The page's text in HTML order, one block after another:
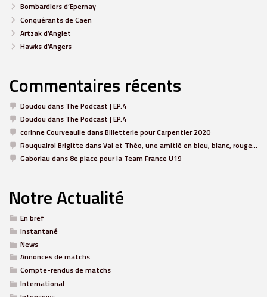
Bombardiers d’Epernay
Conquérants de Caen
Artzak d’Anglet
Hawks d’Angers
Commentaires récents
Doudou dans The Podcast | EP.4
Doudou dans The Podcast | EP.4
corinne CourveaulledansBilletterie pour Carpentier 2020
Rouquairol BrigittedansVal et Théo, une amitié en bleu, blanc, rouge…
Gaboriau dans8e place pour la Team France U19
Notre Actualité
En bref
Instantané
News
Annonces de matchs
Compte-rendus de matchs
International